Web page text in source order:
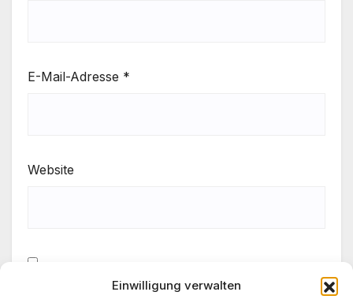
Einwilligung verwalten
E-Mail-Adresse *
Website
Meinen Namen, meine E-Mail-Adresse und meine